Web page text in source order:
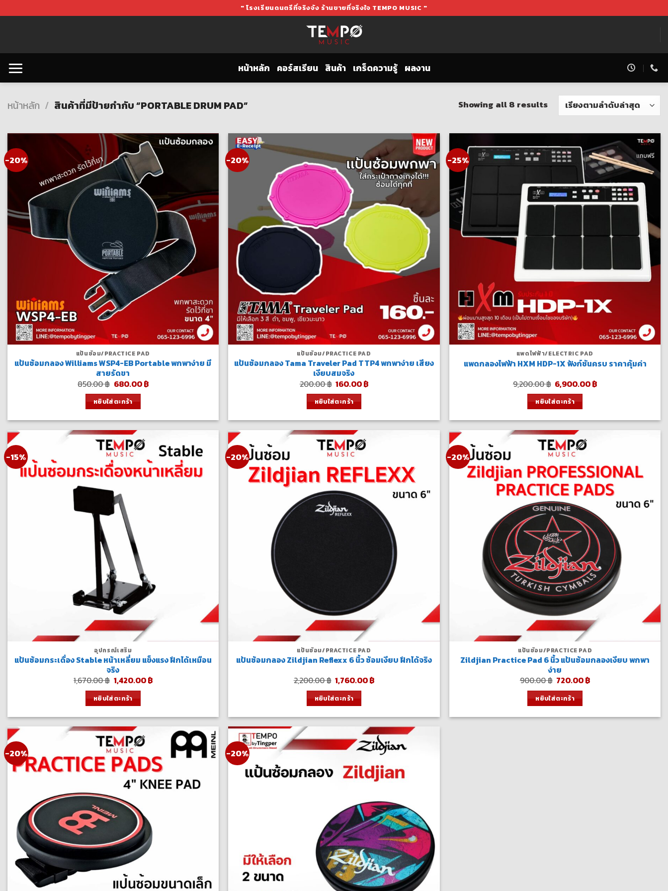
to
" โรงเรียนดนตรีที่จริงจัง ร้านขายที่จริงใจ TEMPO MUSIC "
หน้าหลัก คอร์สเรียน สินค้า เกร็ดความรู้ ผลงาน
หน้าหลัก / สินค้าที่มีป้ายกำกับ “PORTABLE DRUM PAD” Showing all 8 results
-20%
แป้นซ้อม/PRACTICE PAD
แป้นซ้อมกลอง Williams WSP4-EB Portable พกพาง่าย มี
สายรัดขา
850.00฿ Original
price
was:
850.00 ฿.
680.00฿Current
หยิบใส่ตะกร้า
-20%
แป้นซ้อม/PRACTICE PAD
แป้นซ้อมกลอง Tama Traveler Pad TTP4 พกพาง่าย เสียง
เงียบสมจริง
200.00฿ Original
price
was:
200.00 ฿.
160.00฿Current
หยิบใส่ตะกร้า
-25%
แพดไฟฟ้า/ELECTRIC PAD
แพดกลองไฟฟ้า HXM HDP-1X ฟังก์ชันครบ ราคาคุ้มค่า
9,200.00฿ Original
price
was:
9,200.00 ฿.
6,900.00฿Current
หยิบใส่ตะกร้า
-15%
อุปกรณ์เสริม
แป้นซ้อมกระเดื่อง Stable หน้าเหลี่ยม แข็งแรง ฝึกได้เหมือน
จริง
1,670.00฿ Original
price
was:
1,670.00 ฿.
1,420.00฿Current
หยิบใส่ตะกร้า
-20%
แป้นซ้อม/PRACTICE PAD
แป้นซ้อมกลอง Zildjian Reflexx 6 นิ้ว ซ้อมเงียบ ฝึกได้จริง
2,200.00฿ Original
price
was:
2,200.00 ฿.
1,760.00฿Current
หยิบใส่ตะกร้า
-20%
แป้นซ้อม/PRACTICE PAD
Zildjian Practice Pad 6 นิ้ว แป้นซ้อมกลองเงียบ พกพา
ง่าย
900.00฿ Original
was:
900.00 ฿.
720.00฿Current
หยิบใส่ตะกร้า
-20% -20%